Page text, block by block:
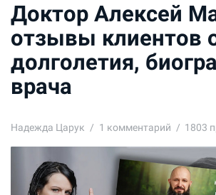
Доктор Алексей
отзывы клиентов
долголетия,
врача
Надежда Царук 1 комментарий 1803